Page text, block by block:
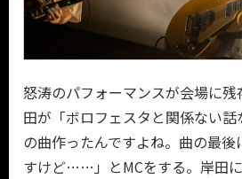
怒涛のパフォーマンスが会場に
田が「ボロフェスタと関係ない
の曲作ったんですよね。曲の最後
すけど……」とMCをする。岸田